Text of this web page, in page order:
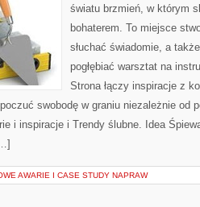
światu brzmień, w którym
bohaterem. To miejsce
słuchać świadomie, a
pogłębiać warsztat na
Strona łączy inspiracje z
swobodę w graniu niezależnie od
i inspiracje i Trendy ślubne. Idea
AWARIE I CASE STUDY NAPRAW